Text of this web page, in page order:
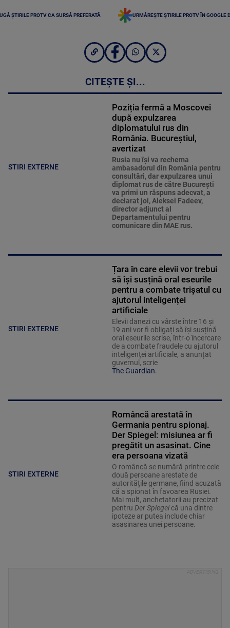
ȘTIRILE PROTV CA SURSĂ PREFERATĂ URMĂREȘTE ȘTIRILE PROTV ÎN GOOGLE
CITEȘTE ȘI...
STIRI EXTERNE
Poziția fermă a Moscovei
după expulzarea
diplomatului rus din
România. Bucureștiul,
avertizat
Rusia nu îşi va rechema
ambasadorul din România pentru
consultări, dar expulzarea unui
diplomat rus de către Bucureşti
va primi un răspuns adecvat, a
declarat joi, Aleksei Fadeev,
director adjunct al
Departamentului pentru
comunicare din MAE rus.
STIRI EXTERNE
Țara în care elevii vor trebui
să își susțină oral eseurile
pentru a combate trișatul cu
ajutorul inteligenței
artificiale
Elevii danezi cu vârste între 16 și
19 ani vor fi obligați să își susțină
oral eseurile scrise, într-o încercare
de a combate fraudele cu ajutorul
inteligenței artificiale, a anunțat
guvernul, scrie
The Guardian.
STIRI EXTERNE
Româncă arestată în
Germania pentru spionaj.
Der Spiegel: misiunea ar fi
pregătit un asasinat. Cine
era persoana vizată
O româncă se numără printre cele
două persoane arestate de
autoritățile germane, fiind acuzată
că a spionat în favoarea Rusiei.
Mai mult, anchetatorii au precizat
pentru Der Spiegelcă una dintre
ipoteze ar putea include chiar
asasinarea unei persoane.